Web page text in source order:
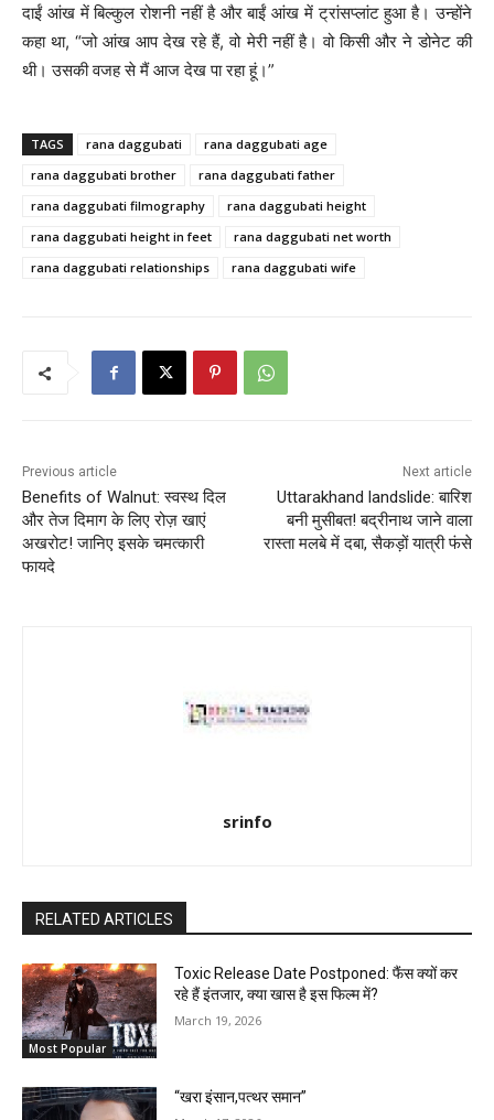
दाईं आंख में बिल्कुल रोशनी नहीं है और बाईं आंख में ट्रांसप्लांट हुआ है। उन्होंने
कहा था, “जो आंख आप देख रहे हैं, वो मेरी नहीं है। वो किसी और ने डोनेट की
थी। उसकी वजह से मैं आज देख पा रहा हूं।”
TAGS rana daggubati
rana daggubati age
rana daggubati brother
rana daggubati father
rana daggubati filmography
rana daggubati height
rana daggubati height in feet
rana daggubati net worth
rana daggubati relationships
rana daggubati wife
Previous article
Benefits of Walnut: स्वस्थ दिल
और तेज दिमाग के लिए रोज़ खाएं
अखरोट! जानिए इसके चमत्कारी
फायदे
Next article
Uttarakhand landslide: बारिश
बनी मुसीबत! बद्रीनाथ जाने वाला
रास्ता मलबे में दबा, सैकड़ों यात्री फंसे
srinfo
RELATED ARTICLES
Most Popular
Toxic Release Date Postponed: फैंस क्यों कर
रहे हैं इंतजार, क्या खास है इस फिल्म में?
March 19, 2026
“खरा इंसान,पत्थर समान”